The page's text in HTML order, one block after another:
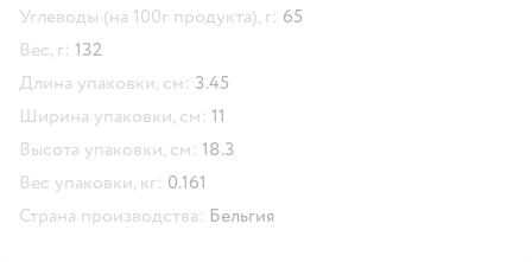
Углеводы (на 100г продукта), г: 65
Вес, г: 132
Длина упаковки, см: 3.45
Ширина упаковки, см: 11
Высота упаковки, см: 18.3
Вес упаковки, кг: 0.161
Страна производства: Бельгия